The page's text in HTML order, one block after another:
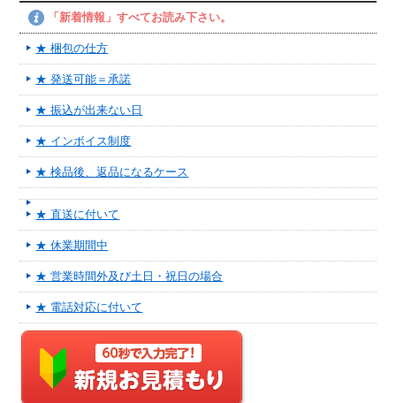
「新着情報」すべてお読み下さい。
★ 梱包の仕方
★ 発送可能＝承諾
★ 振込が出来ない日
★ インボイス制度
★ 検品後、返品になるケース
★ 直送に付いて
★ 休業期間中
★ 営業時間外及び土日・祝日の場合
★ 電話対応に付いて